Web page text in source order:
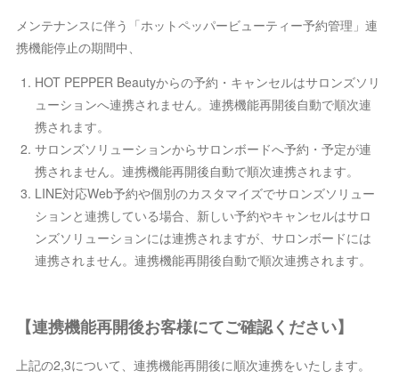
メンテナンスに伴う「ホットペッパービューティー予約管理」連
携機能停止の期間中、
HOT PEPPER Beautyからの予約・キャンセルはサロンズソリ
ューションへ連携されません。連携機能再開後自動で順次連
携されます。
サロンズソリューションからサロンボードへ予約・予定が連
携されません。連携機能再開後自動で順次連携されます。
LINE対応Web予約や個別のカスタマイズでサロンズソリュー
ションと連携している場合、新しい予約やキャンセルはサロ
ンズソリューションには連携されますが、サロンボードには
連携されません。連携機能再開後自動で順次連携されます。
【連携機能再開後お客様にてご確認ください】
上記の2,3について、連携機能再開後に順次連携をいたします。